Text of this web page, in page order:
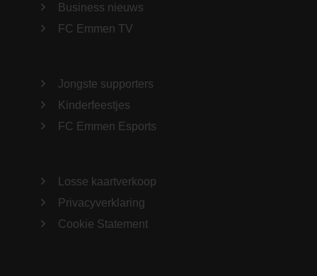
Business nieuws
FC Emmen TV
Jongste supporters
Kinderfeestjes
FC Emmen Esports
Losse kaartverkoop
Privacyverklaring
Cookie Statement